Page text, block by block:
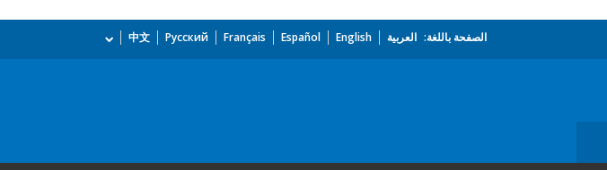
الصفحة باللغة: العربية English
Español
Français
Русский
中文